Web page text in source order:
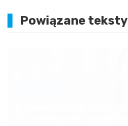
Powiązane teksty